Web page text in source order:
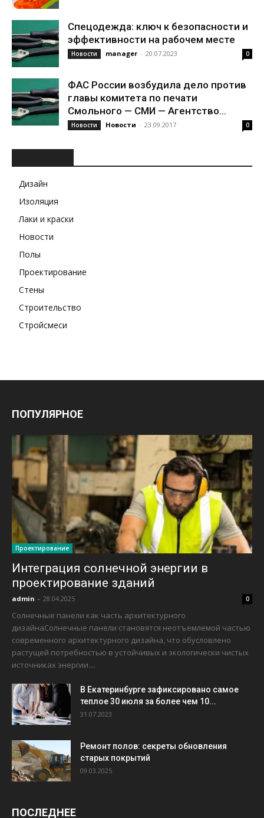
Спецодежда: ключ к безопасности и
эффективности на рабочем месте
Новости manager - 20.07.2023 0
ФАС России возбудила дело против
главы комитета по печати
Смольного — СМИ — Агентство...
Новости Новости - 23.09.2017 0
Дизайн
Изоляция
Лаки и краски
Новости
Полы
Проектирование
Стены
Строительство
Стройсмеси
ПОПУЛЯРНОЕ
Проектирование
Интеграция солнечной энергии в
проектирование зданий
admin - 28.04.2025 0
Солнечные панели как часть архитектурного
дизайнаСолнечные панели становятся неотъемлемой частью
современного архитектурного дизайна, что обусловлено
растущей потребностью в устойчивых и экологически чистых
источниках энергии....
В Екатеринбурге зафиксировано самое
теплое 30 июля за более чем 10...
31.07.2023
Ремонт полов: секреты обновления
старых покрытий
09.03.2025
ПОСЛЕДНЕЕ